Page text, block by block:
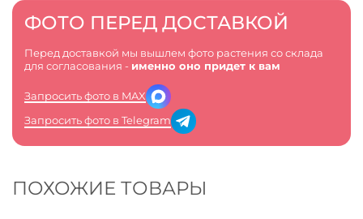
ФОТО ПЕРЕД ДОСТАВКОЙ
Перед доставкой мы вышлем фото растения со склада
для согласования - именно оно придет к вам
Запросить фото в MAX
Запросить фото в Telegram
ПОХОЖИЕ ТОВАРЫ